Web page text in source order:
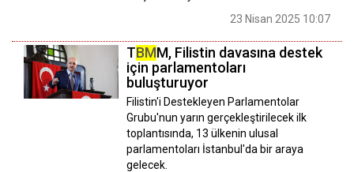
23 Nisan 2025 10:07
TBMM, Filistin davasına destek
için parlamentoları
buluşturuyor
Filistin'i Destekleyen Parlamentolar
Grubu'nun yarın gerçekleştirilecek ilk
toplantısında, 13 ülkenin ulusal
parlamentoları İstanbul'da bir araya
gelecek.